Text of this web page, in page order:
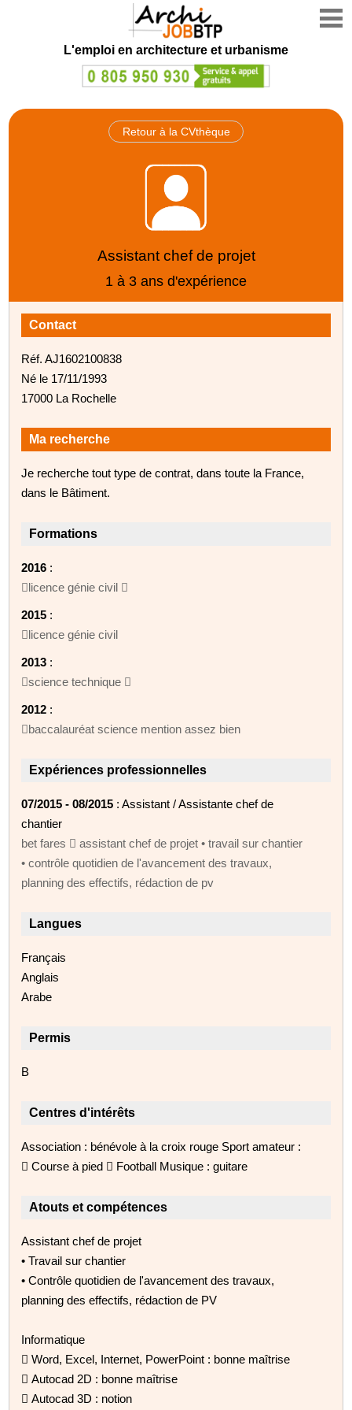
L'emploi en architecture et urbanisme
Retour à la CVthèque
Assistant chef de projet
1 à 3 ans d'expérience
Contact
Réf. AJ1602100838
Né le 17/11/1993
17000 La Rochelle
Ma recherche
Je recherche tout type de contrat, dans toute la France,
dans le Bâtiment.
Formations
2016 :
licence génie civil 
2015 :
licence génie civil
2013 :
science technique 
2012 :
baccalauréat science mention assez bien
Expériences professionnelles
07/2015 - 08/2015 : Assistant / Assistante chef de
chantier
bet fares  assistant chef de projet • travail sur chantier
• contrôle quotidien de l'avancement des travaux,
planning des effectifs, rédaction de pv
Langues
Français
Anglais
Arabe
Permis
B
Centres d'intérêts
Association : bénévole à la croix rouge Sport amateur :
 Course à pied  Football Musique : guitare
Atouts et compétences
Assistant chef de projet
• Travail sur chantier
• Contrôle quotidien de l'avancement des travaux,
planning des effectifs, rédaction de PV
Informatique
 Word, Excel, Internet, PowerPoint : bonne maîtrise
 Autocad 2D : bonne maîtrise
 Autocad 3D : notion